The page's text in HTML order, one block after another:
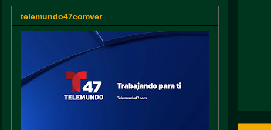
telemundo47comver